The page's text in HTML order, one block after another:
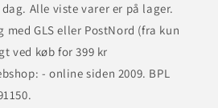
dag. Alle viste varer er på lager.
med GLS eller PostNord (fra kun
ved køb for 399 kr
- online siden 2009. BPL